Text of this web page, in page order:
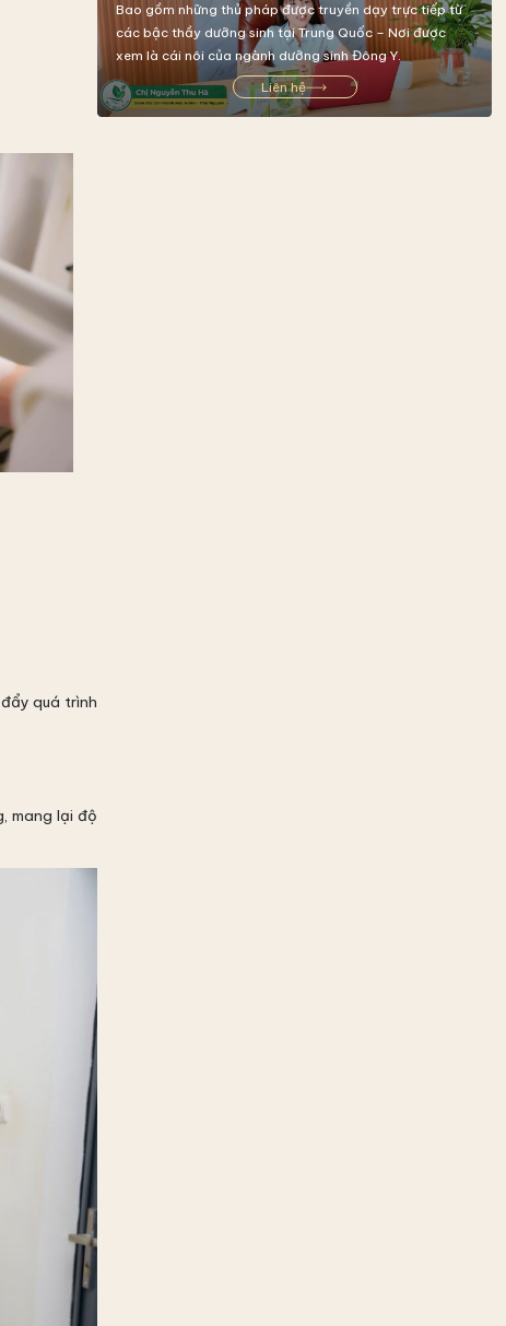
quá trình
mang lại độ
Bao gồm những thủ pháp được truyền dạy trực tiếp từ
các bậc thầy dưỡng sinh tại Trung Quốc – Nơi được
xem là cái nôi của ngành dưỡng sinh Đông Y.
Liên hệ